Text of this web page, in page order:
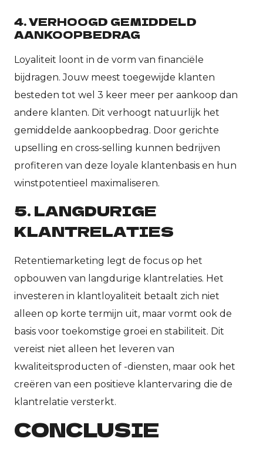
4. VERHOOGD GEMIDDELD
AANKOOPBEDRAG
Loyaliteit loont in de vorm van financiële
bijdragen. Jouw meest toegewijde klanten
besteden tot wel 3 keer meer per aankoop dan
andere klanten. Dit verhoogt natuurlijk het
gemiddelde aankoopbedrag. Door gerichte
upselling en cross-selling kunnen bedrijven
profiteren van deze loyale klantenbasis en hun
winstpotentieel maximaliseren.
5. LANGDURIGE
KLANTRELATIES
Retentiemarketing legt de focus op het
opbouwen van langdurige klantrelaties. Het
investeren in klantloyaliteit betaalt zich niet
alleen op korte termijn uit, maar vormt ook de
basis voor toekomstige groei en stabiliteit. Dit
vereist niet alleen het leveren van
kwaliteitsproducten of -diensten, maar ook het
creëren van een positieve klantervaring die de
klantrelatie versterkt.
CONCLUSIE